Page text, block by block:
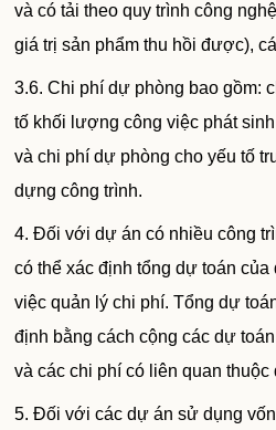
và có tải theo quy trình công
giá trị sản phẩm thu hồi được),
3.6. Chi phí dự phòng bao gồm:
tố khối lượng công việc phát
và chi phí dự phòng cho yếu tố
dựng công trình.
4. Đối với dự án có nhiều công
có thể xác định tổng dự toán
việc quản lý chi phí. Tổng dự
định bằng cách cộng các dự
và các chi phí có liên quan thuộc
5. Đối với các dự án sử dụng